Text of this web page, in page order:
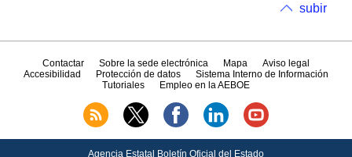
subir
Contactar Sobre la sede electrónica Mapa
Aviso legal
Accesibilidad
Protección de datos
Sistema Interno de Información
Tutoriales
Empleo en la AEBOE
Agencia Estatal Boletín Oficial del Estado